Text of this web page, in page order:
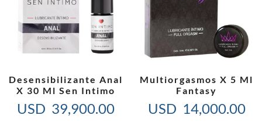
Desensibilizante Anal
X 30 Ml Sen Intimo
USD 39,900.00
Multiorgasmos X 5 Ml
Fantasy
USD 14,000.00